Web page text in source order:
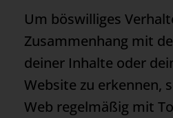
Um böswilliges
Zusammenhang mit
deiner Inhalte oder
Website zu erkennen,
Web regelmäßig mit